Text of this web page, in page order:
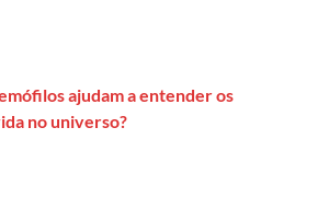
ajudam a entender os
no universo?